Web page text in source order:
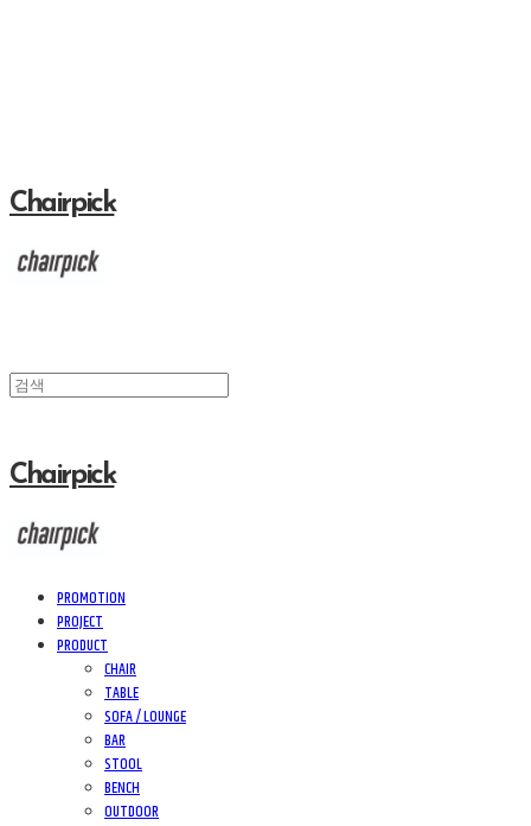
Chairpick
Chairpick
PROMOTION
PROJECT
PRODUCT
CHAIR
TABLE
SOFA / LOUNGE
BAR
STOOL
BENCH
OUTDOOR